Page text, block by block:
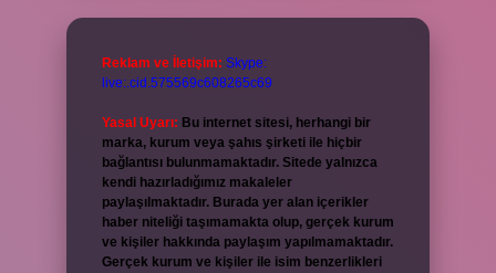
Reklam ve İletişim: Skype:
live:.cid.575569c608265c69
Yasal Uyarı: Bu internet sitesi, herhangi bir
marka, kurum veya şahıs şirketi ile hiçbir
bağlantısı bulunmamaktadır. Sitede yalnızca
kendi hazırladığımız makaleler
paylaşılmaktadır. Burada yer alan içerikler
haber niteliği taşımamakta olup, gerçek kurum
ve kişiler hakkında paylaşım yapılmamaktadır.
Gerçek kurum ve kişiler ile isim benzerlikleri